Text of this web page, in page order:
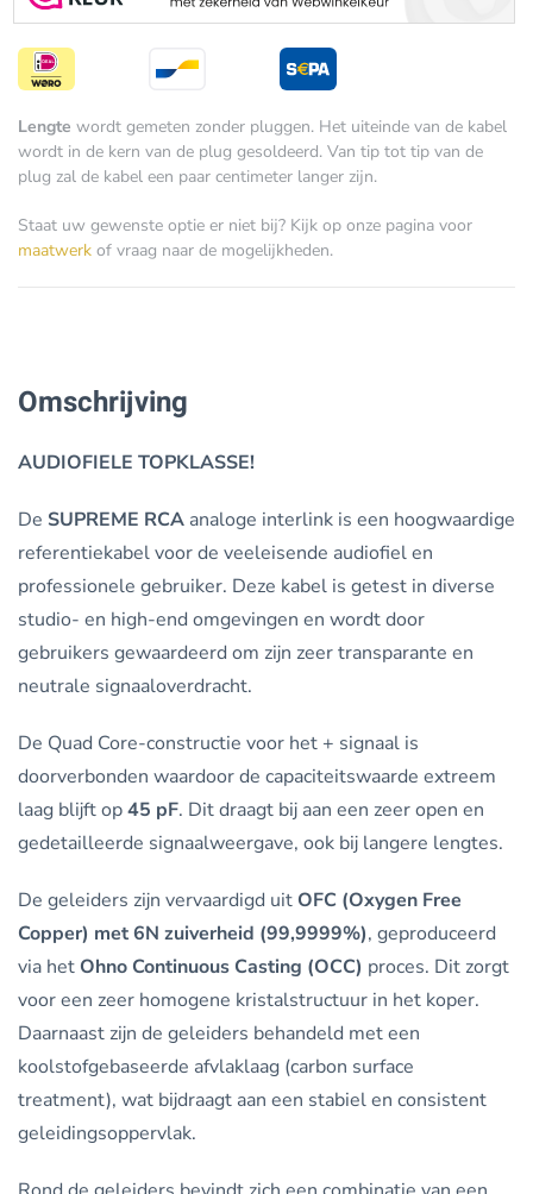
Lengte wordt gemeten zonder pluggen. Het uiteinde van de kabel
wordt in de kern van de plug gesoldeerd. Van tip tot tip van de
plug zal de kabel een paar centimeter langer zijn.
Staat uw gewenste optie er niet bij? Kijk op onze pagina voor
maatwerk of vraag naar de mogelijkheden.
Omschrijving
AUDIOFIELE TOPKLASSE!
De SUPREME RCA analoge interlink is een hoogwaardige
referentiekabel voor de veeleisende audiofiel en
professionele gebruiker. Deze kabel is getest in diverse
studio- en high-end omgevingen en wordt door
gebruikers gewaardeerd om zijn zeer transparante en
neutrale signaaloverdracht.
De Quad Core-constructie voor het + signaal is
doorverbonden waardoor de capaciteitswaarde extreem
laag blijft op45 pF. Dit draagt bij aan een zeer open en
gedetailleerde signaalweergave, ook bij langere lengtes.
De geleiders zijn vervaardigd uit OFC (Oxygen Free
Copper) met 6N zuiverheid (99,9999%), geproduceerd
via het Ohno Continuous Casting (OCC) proces. Dit zorgt
voor een zeer homogene kristalstructuur in het koper.
Daarnaast zijn de geleiders behandeld met een
koolstofgebaseerde afvlaklaag (carbon surface
treatment), wat bijdraagt aan een stabiel en consistent
geleidingsoppervlak.